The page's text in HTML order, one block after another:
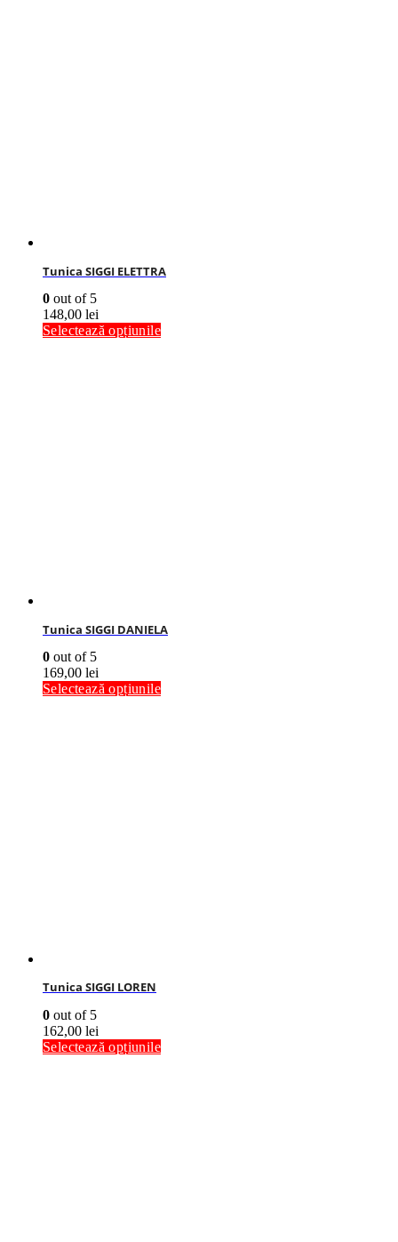
Tunica SIGGI ELETTRA
0 out of 5
148,00 lei
Selectează opțiunile
Tunica SIGGI DANIELA
0 out of 5
169,00 lei
Selectează opțiunile
Tunica SIGGI LOREN
0 out of 5
162,00 lei
Selectează opțiunile